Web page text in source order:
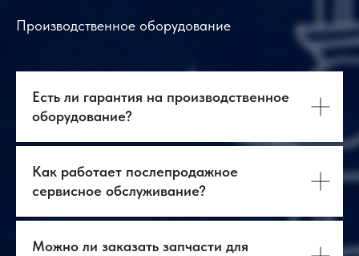
Производственное оборудование
Есть ли гарантия на производственное
оборудование?
Как работает послепродажное
сервисное обслуживание?
Можно ли заказать запчасти для